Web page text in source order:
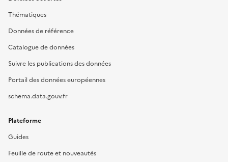
Thématiques
Données de référence
Catalogue de données
Suivre les publications des données
Portail des données européennes
schema.data.gouv.fr
Plateforme
Guides
Feuille de route et nouveautés